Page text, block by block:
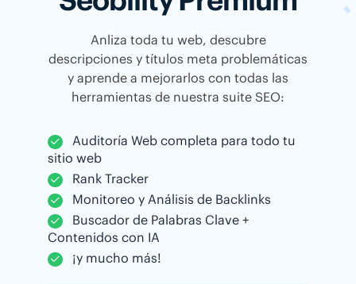
Anliza toda tu web, descubre
descripciones y títulos meta problemáticas
y aprende a mejorarlos con todas las
herramientas de nuestra suite SEO:
Auditoría Web completa para todo tu
sitio web
Rank Tracker
Monitoreo y Análisis de Backlinks
Buscador de Palabras Clave +
Contenidos con IA
¡y mucho más!